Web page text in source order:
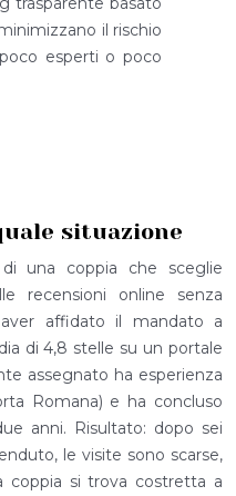
il rischio
esperti o poco
situazione
una coppia che sceglie
recensioni online senza
aver affidato il mandato a
di 4,8 stelle su un portale
assegnato ha esperienza
Romana) e ha concluso
anni. Risultato: dopo sei
le visite sono scarse,
coppia si trova costretta a